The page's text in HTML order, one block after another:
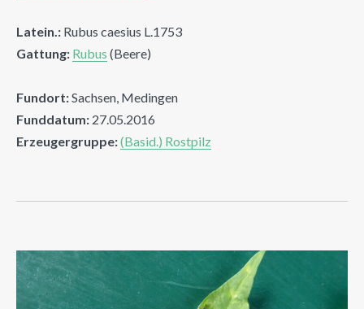
Latein.: Rubus caesius L.1753
Gattung: Rubus (Beere)
Fundort:Sachsen, Medingen
Funddatum: 27.05.2016
Erzeugergruppe:(Basid.) Rostpilz